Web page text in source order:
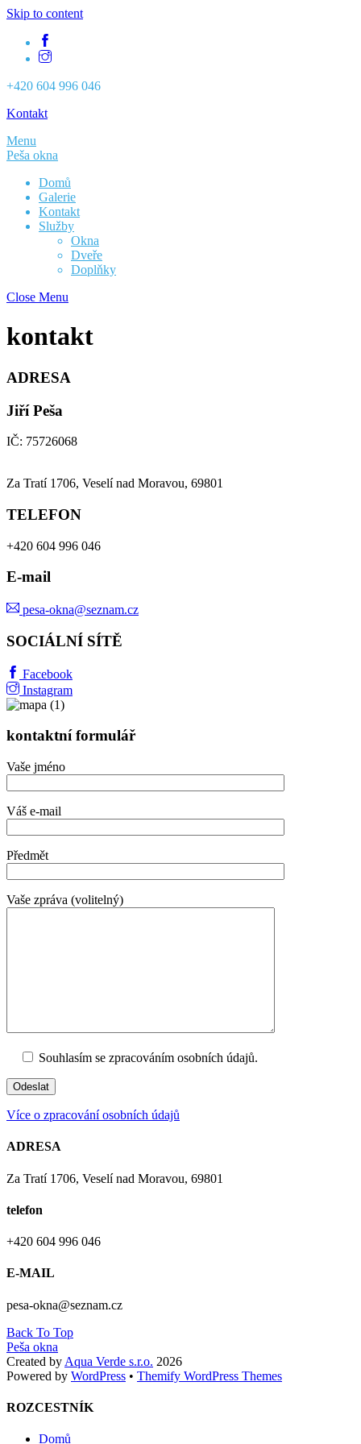
Skip to content
+420 604 996 046
Kontakt
Menu
Peša okna
Domů
Galerie
Kontakt
Služby
Okna
Dveře
Doplňky
Close Menu
kontakt
ADRESA
Jiří Peša
IČ: 75726068
Za Tratí 1706, Veselí nad Moravou, 69801
TELEFON
+420 604 996 046
E-mail
pesa-okna@seznam.cz
SOCIÁLNÍ SÍTĚ
Facebook
Instagram
kontaktní formulář
Vaše jméno
Váš e-mail
Předmět
Vaše zpráva (volitelný)
Souhlasím se zpracováním osobních údajů.
Více o zpracování osobních údajů
ADRESA
Za Tratí 1706, Veselí nad Moravou, 69801
telefon
+420 604 996 046
E-MAIL
pesa-okna@seznam.cz
Back To Top
Peša okna
Created by Aqua Verde s.r.o. 2026
Powered by WordPress • Themify WordPress Themes
ROZCESTNÍK
Domů